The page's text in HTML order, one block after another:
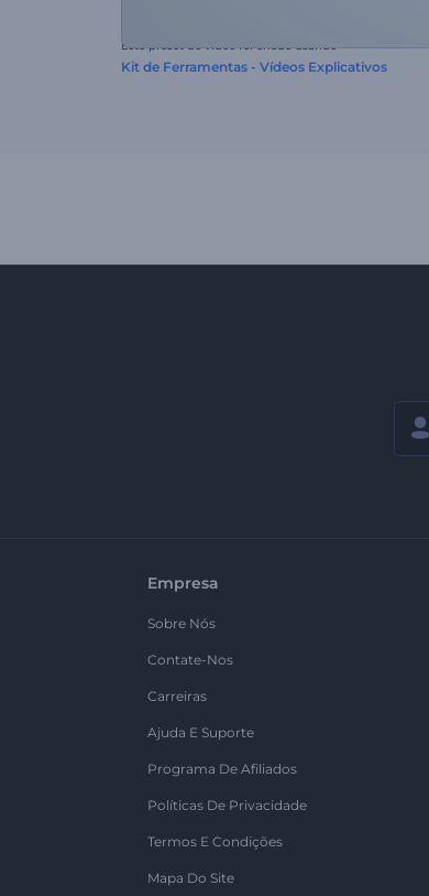
Este preset de vídeo foi criado usando
Kit de Ferramentas - Vídeos Explicativos
Empresa
Sobre Nós
Contate-Nos
Carreiras
Ajuda E Suporte
Programa De Afiliados
Políticas De Privacidade
Termos E Condições
Mapa Do Site